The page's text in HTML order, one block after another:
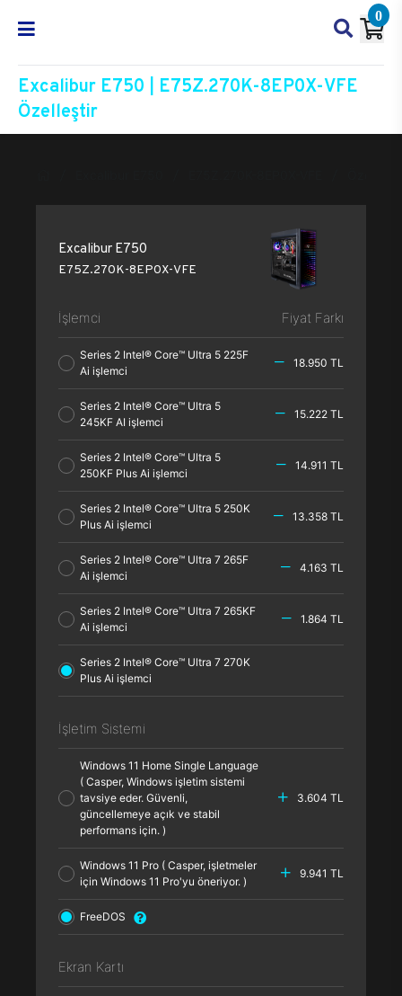
0
Excalibur E750 | E75Z.270K-8EP0X-VFE
Özelleştir
Excalibur E750
E75Z.270K-8EP0X-VFE
İşlemci Fiyat Farkı
Series 2 Intel® Core™ Ultra 5 225F
Ai işlemci
18.950 TL
Series 2 Intel® Core™ Ultra 5
245KF AI işlemci
15.222 TL
Series 2 Intel® Core™ Ultra 5
250KF Plus Ai işlemci
14.911 TL
Series 2 Intel® Core™ Ultra 5 250K
Plus Ai işlemci
13.358 TL
Series 2 Intel® Core™ Ultra 7 265F
Ai işlemci
4.163 TL
Series 2 Intel® Core™ Ultra 7 265KF
Ai işlemci
1.864 TL
Series 2 Intel® Core™ Ultra 7 270K
Plus Ai işlemci
İşletim Sistemi
Windows 11 Home Single Language
( Casper, Windows işletim sistemi
tavsiye eder. Güvenli,
güncellemeye açık ve stabil
performans için. )
3.604 TL
Windows 11 Pro ( Casper, işletmeler
için Windows 11 Pro'yu öneriyor. )
9.941 TL
FreeDOS
Ekran Kartı